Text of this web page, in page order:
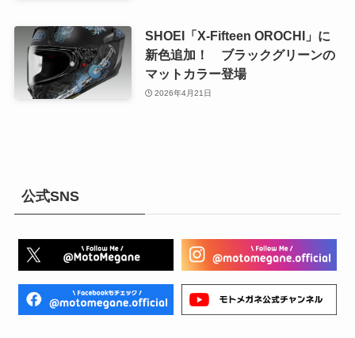
SHOEI「X-Fifteen OROCHI」に
新色追加！ ブラックグリーンの
マットカラー登場
2026年4月21日
公式SNS